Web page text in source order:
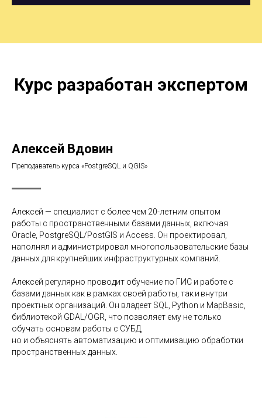
Курс разработан экспертом
Алексей Вдовин
Преподаватель курса «PostgreSQL и QGIS»
Алексей — специалист с более чем 20-летним опытом
работы с пространственными базами данных, включая
Oracle, PostgreSQL/PostGIS и Access. Он проектировал,
наполнял и администрировал многопользовательские базы
данных для крупнейших инфраструктурных компаний.
Алексей регулярно проводит обучение по ГИС и работе с
базами данных как в рамках своей работы, так и внутри
проектных организаций. Он владеет SQL, Python и MapBasic,
библиотекой GDAL/OGR, что позволяет ему нетолько
обучать основам работы с СУБД,
но и объяснять автоматизацию и оптимизацию обработки
пространственных данных.